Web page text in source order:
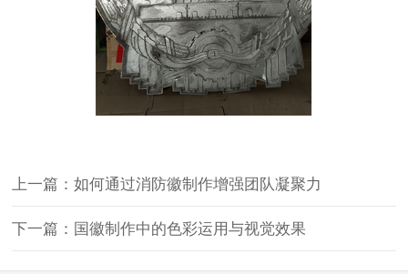
上一篇：如何通过消防徽制作增强团队凝聚力
下一篇：国徽制作中的色彩运用与视觉效果